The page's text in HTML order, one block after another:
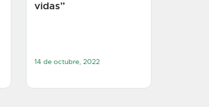
vidas”
14 de octubre, 2022